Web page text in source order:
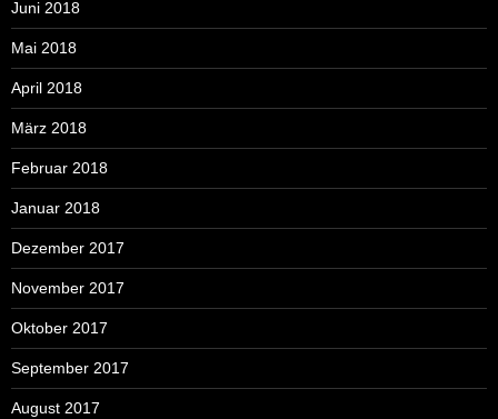
Juni 2018
Mai 2018
April 2018
März 2018
Februar 2018
Januar 2018
Dezember 2017
November 2017
Oktober 2017
September 2017
August 2017